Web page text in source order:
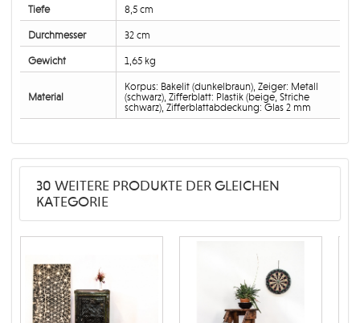
Tiefe 8,5 cm
Durchmesser 32 cm
Gewicht 1,65 kg
Material
Korpus: Bakelit (dunkelbraun), Zeiger: Metall
(schwarz), Zifferblatt: Plastik (beige, Striche
schwarz), Zifferblattabdeckung: Glas 2 mm
30 WEITERE PRODUKTE DER GLEICHEN
KATEGORIE